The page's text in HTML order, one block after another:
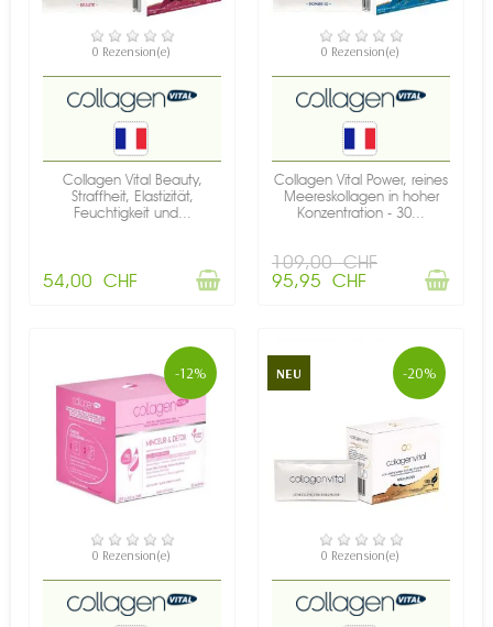
NICHT AUF LAGER
0 Rezension(e)
Collagen Vital Beauty,
Straffheit, Elastizität,
Feuchtigkeit und...
54,00 CHF
NICHT AUF LAGER
0 Rezension(e)
Collagen Vital Power, reines
Meereskollagen in hoher
Konzentration - 30...
109,00 CHF
95,95 CHF
-12%
NICHT AUF LAGER
0 Rezension(e)
NEU -20%
VERFÜGBAR
0 Rezension(e)